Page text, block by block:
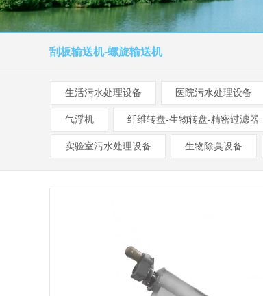
刮板输送机-螺旋输送机
生活污水处理设备 医院污水处理设备
气浮机 纤维转盘-生物转盘-精密过滤器
实验室污水处理设备 生物除臭设备